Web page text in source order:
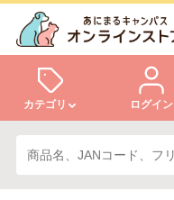
カテゴリ
犬
ログイン
ログイン